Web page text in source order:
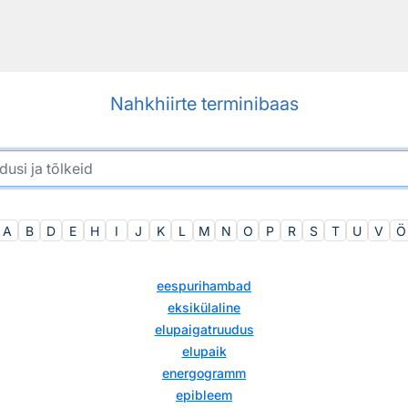
Nahkhiirte terminibaas
A B D E H I J K L M N O P R S T U V Ö
eespurihambad
eksikülaline
elupaigatruudus
elupaik
energogramm
epibleem